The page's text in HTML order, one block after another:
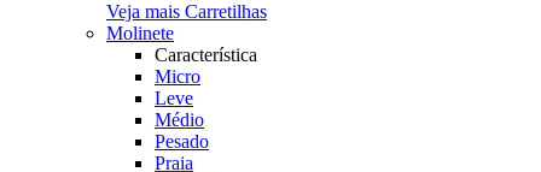
Veja mais Carretilhas
Molinete
Característica
Micro
Leve
Médio
Pesado
Praia